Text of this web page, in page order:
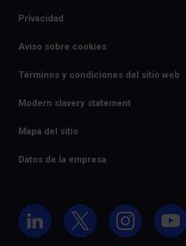
Privacidad
Aviso sobre cookies
Términos y condiciones del sitio web
Modern slavery statement
Mapa del sitio
Datos de la empresa